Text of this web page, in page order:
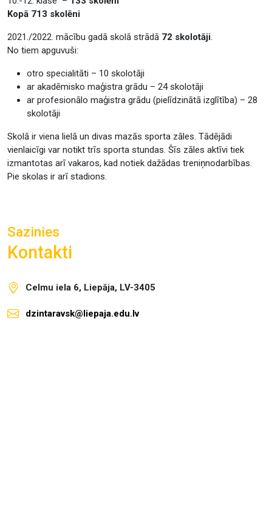
Kopā 713 skolēni
2021./2022. mācību gadā skolā strādā 72 skolotāji.
No tiem apguvuši:
otro specialitāti – 10 skolotāji
ar akadēmisko maģistra grādu – 24 skolotāji
ar profesionālo maģistra grādu (pielīdzinātā izglītība) – 28
skolotāji
Skolā ir viena lielā un divas mazās sporta zāles. Tādējādi
vienlaicīgi var notikt trīs sporta stundas. Šīs zāles aktīvi tiek
izmantotas arī vakaros, kad notiek dažādas treniņnodarbības.
Pie skolas ir arī stadions.
Sazinies
Kontakti
Celmu iela 6, Liepāja, LV-3405
dzintaravsk@liepaja.edu.lv